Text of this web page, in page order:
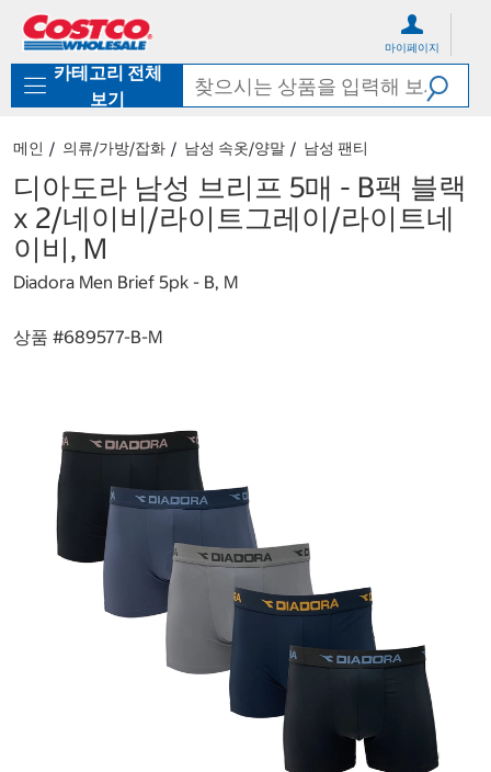
로
기
가
마이페이지
카테고리 전체
보기
메인 의류/가방/잡화 남성 속옷/양말 남성 팬티
디아도라 남성 브리프 5매 - B팩 블랙
x 2/네이비/라이트그레이/라이트네
이비, M
Diadora Men Brief 5pk - B, M
상품 #689577-B-M